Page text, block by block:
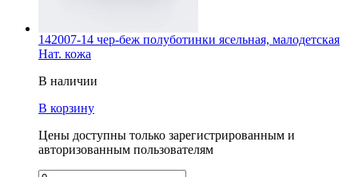
142007-14 чер-беж полуботинки ясельная, малодетская
Нат. кожа
В наличии
В корзину
Цены доступны только зарегистрированным и
авторизованным пользователям